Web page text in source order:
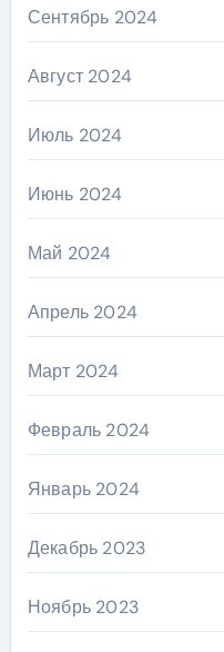
Сентябрь 2024
Август 2024
Июль 2024
Июнь 2024
Май 2024
Апрель 2024
Март 2024
Февраль 2024
Январь 2024
Декабрь 2023
Ноябрь 2023